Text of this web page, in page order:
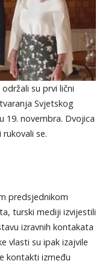
su prvi lični
Svjetskog
19. novembra. Dvojica
se.
predsjednikom
turski mediji izvijestili
izravnih kontakata
vlasti su ipak izajvile
kontakti između